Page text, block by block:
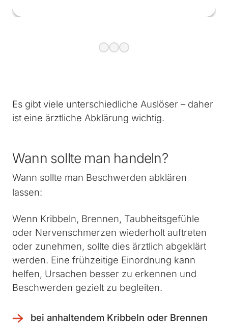
Es gibt viele unterschiedliche Auslöser – daher
ist eine ärztliche Abklärung wichtig.
Wann sollte man handeln?
Wann sollte man Beschwerden abklären
lassen:
Wenn Kribbeln, Brennen, Taubheitsgefühle
oder Nervenschmerzen wiederholt auftreten
oder zunehmen, sollte dies ärztlich abgeklärt
werden. Eine frühzeitige Einordnung kann
helfen, Ursachen besser zu erkennen und
Beschwerden gezielt zu begleiten.
bei anhaltendem Kribbeln oder Brennen